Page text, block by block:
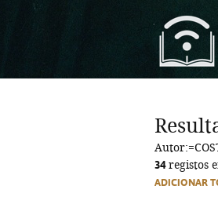
34registos
ADICIONAR